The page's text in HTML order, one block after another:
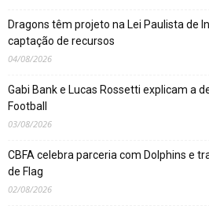
Dragons têm projeto na Lei Paulista de
captação de recursos
04/08/2026
Gabi Bank e Lucas Rossetti explicam a
Football
03/08/2026
CBFA celebra parceria com Dolphins e
de Flag
02/08/2026